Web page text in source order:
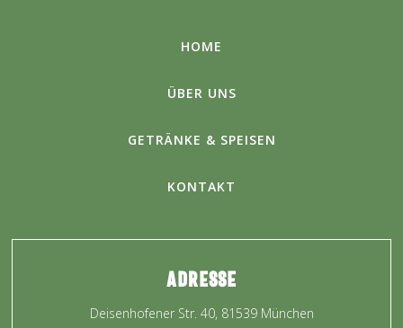
HOME
ÜBER UNS
GETRÄNKE & SPEISEN
KONTAKT
ADRESSE
Deisenhofener Str. 40, 81539 München